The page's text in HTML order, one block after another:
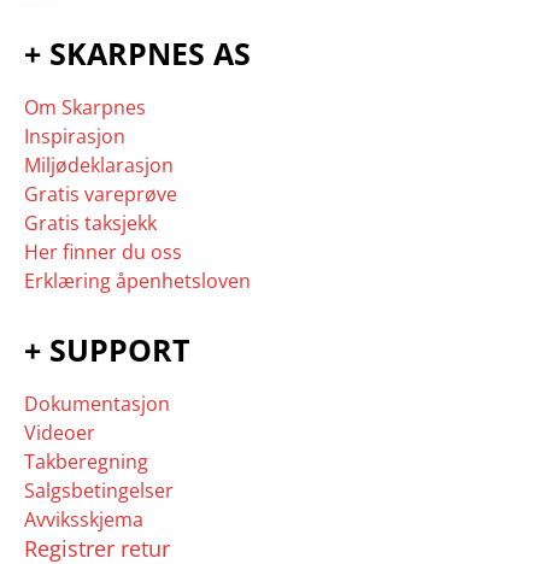
+ SKARPNES AS
Om Skarpnes
Inspirasjon
Miljødeklarasjon
Gratis vareprøve
Gratis taksjekk
Her finner du oss
Erklæring åpenhetsloven
+ SUPPORT
Dokumentasjon
Videoer
Takberegning
Salgsbetingelser
Avviksskjema
Registrer retur